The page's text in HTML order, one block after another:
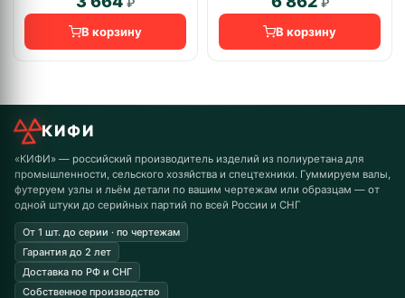
В корзину
В корзину
КИФИ
«КИФИ» — российский производитель изделий из полиуретана для
промышленности, сельского хозяйства и спецтехники. Гуммируем валы,
футеруем узлы и льём детали по вашим чертежам или образцам — от
одной штуки до серийных партий по всей России и СНГ
От 1 шт. до серии · по чертежам
Гарантия до 2 лет
Доставка по РФ и СНГ
Собственное производство